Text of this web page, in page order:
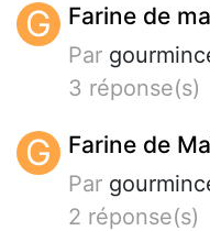
G Farine de
Par
3 réponse(s)
G Farine de
Par
2 réponse(s)